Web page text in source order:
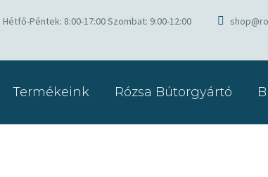
Hétfő-Péntek: 8:00-17:00 Szombat: 9:00-12:00
Termékeink Rózsa Bútorgyártó